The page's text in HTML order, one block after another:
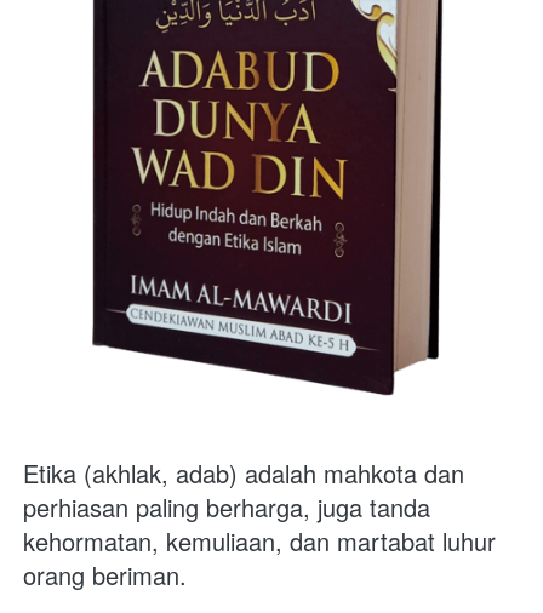
Etika (akhlak, adab) adalah mahkota dan
perhiasan paling berharga, juga tanda
kehormatan, kemuliaan, dan martabat luhur
orang beriman.